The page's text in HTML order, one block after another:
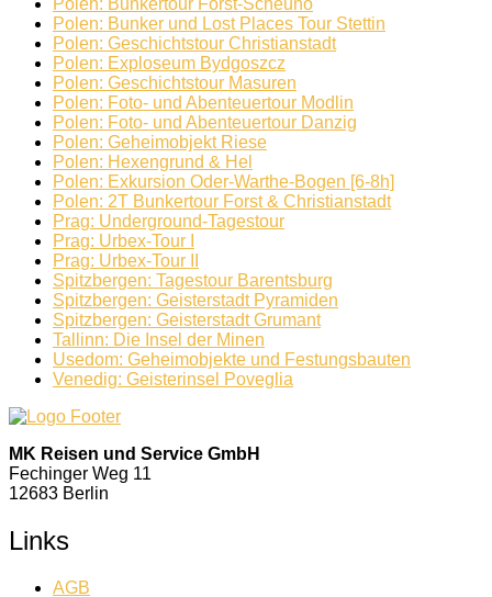
Polen: Bunkertour Forst-Scheuno
Polen: Bunker und Lost Places Tour Stettin
Polen: Geschichtstour Christianstadt
Polen: Exploseum Bydgoszcz
Polen: Geschichtstour Masuren
Polen: Foto- und Abenteuertour Modlin
Polen: Foto- und Abenteuertour Danzig
Polen: Geheimobjekt Riese
Polen: Hexengrund & Hel
Polen: Exkursion Oder-Warthe-Bogen [6-8h]
Polen: 2T Bunkertour Forst & Christianstadt
Prag: Underground-Tagestour
Prag: Urbex-Tour I
Prag: Urbex-Tour II
Spitzbergen: Tagestour Barentsburg
Spitzbergen: Geisterstadt Pyramiden
Spitzbergen: Geisterstadt Grumant
Tallinn: Die Insel der Minen
Usedom: Geheimobjekte und Festungsbauten
Venedig: Geisterinsel Poveglia
MK Reisen und Service GmbH
Fechinger Weg 11
12683 Berlin
Links
AGB